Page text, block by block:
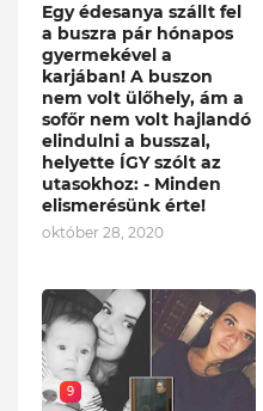
Egy édesanya szállt fel
a buszra pár hónapos
gyermekével a
karjában! A buszon
nem volt ülőhely, ám a
sofőr nem volt hajlandó
elindulni a busszal,
helyette ÍGY szólt az
utasokhoz: - Minden
elismerésünk érte!
október 28, 2020
9